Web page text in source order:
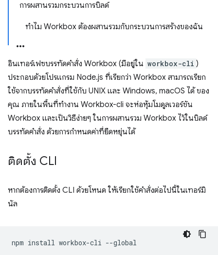
การผสานรวมกระบวนการบิลด์
ทำไม Workbox ต้องผสานรวมกับกระบวนการสร้างของฉัน
อินเทอร์เฟซบรรทัดคำสั่ง Workbox (มีอยู่ใน workbox-cli )
ประกอบด้วยโปรแกรม Node.js ที่เรียกว่า Workbox สามารถเรียก
ใช้จากบรรทัดคำสั่งที่ใช้กับ UNIX และ Windows, macOS ได้ ของ
คุณ ภายในพื้นที่ทำงาน Workbox-cli จะห่อหุ้มโมดูลเวอร์ชัน
Workbox และเป็นวิธีง่ายๆ ในการผสานรวม Workbox ไว้ในบิลด์
บรรทัดคำสั่ง ด้วยการกำหนดค่าที่ยืดหยุ่นได้
ติดตั้ง CLI
หากต้องการติดตั้ง CLI ด้วยโหนด ให้เรียกใช้คำสั่งต่อไปนี้ในเทอร์มิ
นัล
npm install workbox-cli